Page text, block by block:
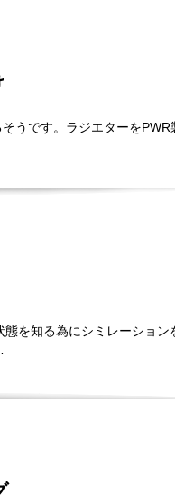
うです。ラジエターをPWR
を知る為にシミレーション